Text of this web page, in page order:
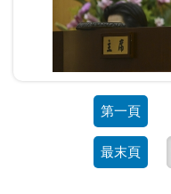
第一頁
最末頁